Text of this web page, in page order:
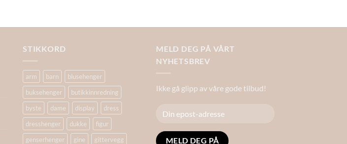
STIKKORD
arm barn
blusehenger
buksehenger
butikkinnredning
byste
dame display
dress
dresshenger
dukke
figur
genserhenger
gine
gittervegg
MELD DEG PÅ VÅRT
NYHETSBREV
Ikke gå glipp av våre gode tilbud!